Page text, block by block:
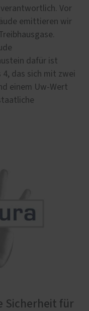
verantwortlich. Vor
emittieren wir
dafür ist
das sich mit zwei
einem Uw-Wert
Sicherheit für